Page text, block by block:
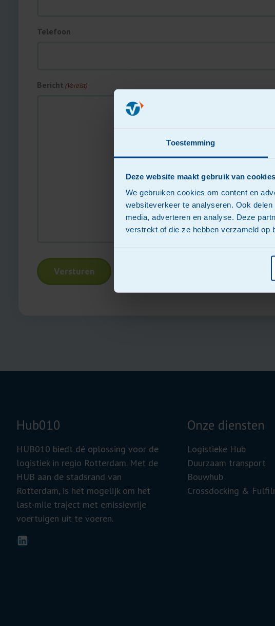
Toestemming
Deze website maakt gebruik van cookies
We gebruiken cookies om content en
websiteverkeer te analyseren. Ook
media, adverteren en analyse. Deze
verstrekt of die ze hebben verzameld op
Telefoon
Bericht (Vereist)
Versturen
Hub010
HUB010 biedt dé oplossing voor de
logistiek in regio Rotterdam. Met de
HUB aan de stadsrand van
Rotterdam, is het mogelijk om het
last-mile traject met emissievrije
voertuigen uit te voeren.
LinkedIn
Onze diensten
Logistieke Hub
Duurzaam transport
Bouwhub
Crossdocking &